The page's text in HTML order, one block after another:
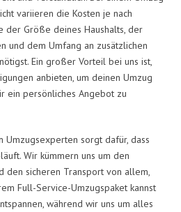
variieren die Kosten je nach
der Größe deines Haushalts, der
und dem Umfang an zusätzlichen
Ein großer Vorteil bei uns ist,
anbieten, um deinen Umzug
ein persönliches Angebot zu
Umzugsexperten sorgt dafür, dass
Wir kümmern uns um den
den sicheren Transport von allem,
Full-Service-Umzugspaket kannst
während wir uns um alles